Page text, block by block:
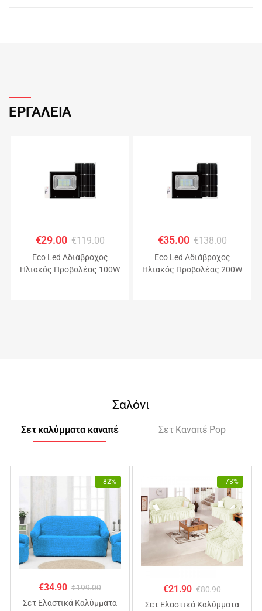
ΕΡΓΑΛΕΙΑ
€29.00 €119.00
Eco Led Αδιάβροχος
Ηλιακός Προβολέας 100W
€35.00 €138.00
Eco Led Αδιάβροχος
Ηλιακός Προβολέας 200W
Σαλόνι
Σετ καλύμματα καναπέ Σετ Καναπέ Pop
- 82%
€34.90 €199.00
Σετ Ελαστικά Καλύμματα
- 73%
€21.90 €80.90
Σετ Ελαστικά Καλύμματα